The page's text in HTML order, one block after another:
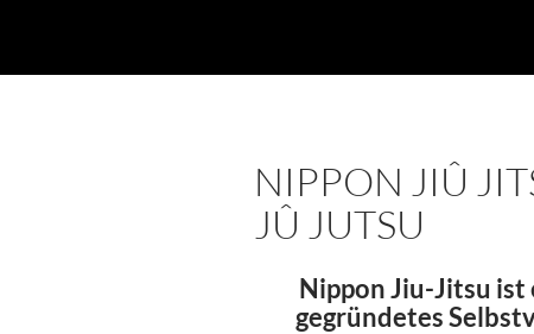
NIPPON JIÛ
JÛ JUTSU
Nippon Jiu-Jitsu ist
gegründetes